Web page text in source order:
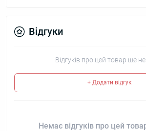
Відгуки
Відгуків про цей товар ще не
+ Додати відгук
Немає відгуків про цей